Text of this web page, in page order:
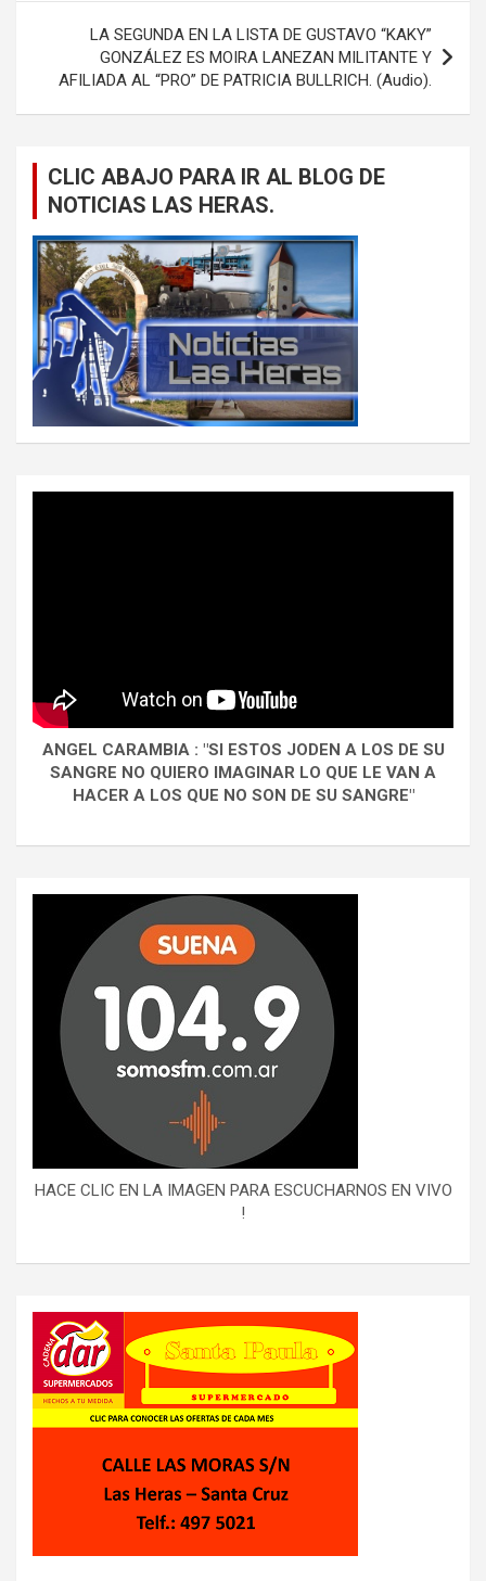
LA SEGUNDA EN LA LISTA DE GUSTAVO “KAKY”
GONZÁLEZ ES MOIRA LANEZAN MILITANTE Y
AFILIADA AL “PRO” DE PATRICIA BULLRICH. (Audio).
CLIC ABAJO PARA IR AL BLOG DE
NOTICIAS LAS HERAS.
ANGEL CARAMBIA : "SI ESTOS JODEN A LOS DE SU
SANGRE NO QUIERO IMAGINAR LO QUE LE VAN A
HACER A LOS QUE NO SON DE SU SANGRE"
HACE CLIC EN LA IMAGEN PARA ESCUCHARNOS EN VIVO
!